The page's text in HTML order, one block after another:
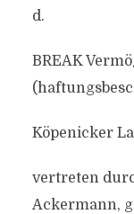
d.
BREAK
Köpenicker
vertreten
Ackermann,